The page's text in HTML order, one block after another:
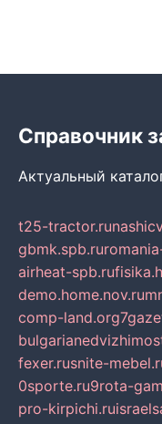
Справочник
Актуальный
t25-tractor.ru
gbmk.spb.ru
airheat-spb.ru
demo.home.nov.ru
comp-land.org
fexer.rusnite-
0sporte.ru9rota-
pro-kirpichi.ru